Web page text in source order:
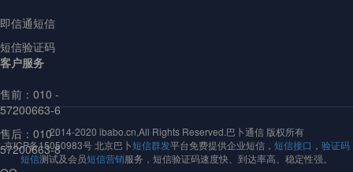
即信通短信
短信验证码
客户服务
售前： 010 -
57200663-6
售后：010 -
57200663-8
2014-2020 ibabo.cn,All Rights Reserved.巴卜通信 版权所有
京ICP备15050983号 北京巴卜短信群发平台免费提供企业短信， 短信接口 ， 验证码
短信测试及会员短信营销服务，短信验证码速度快、到达率高、稳定性强。